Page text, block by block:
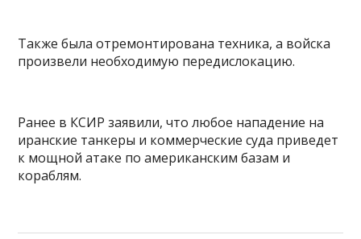
Также была отремонтирована техника, а войска
произвели необходимую передислокацию.
Ранее в КСИР заявили, что любое нападение на
иранские танкеры и коммерческие суда приведет
к мощной атаке по американским базам и
кораблям.